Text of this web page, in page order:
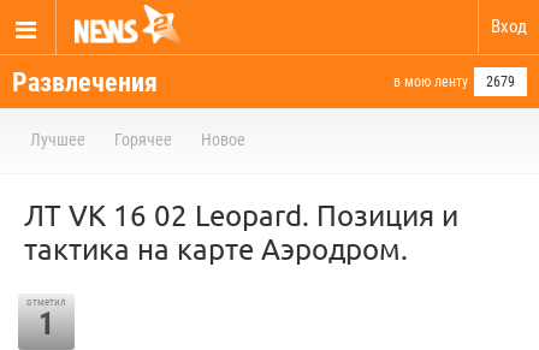
Вход
Развлечения в мою ленту 2679
Лучшее Горячее Новое
ЛТ VK 16 02 Leopard. Позиция и
тактика на карте Аэродром.
отметил
1